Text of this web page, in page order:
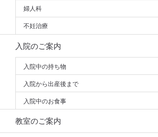
婦人科
不妊治療
入院のご案内
入院中の持ち物
入院から出産後まで
入院中のお食事
教室のご案内